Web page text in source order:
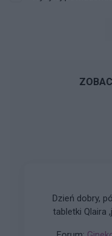
Dzień dobry, pół roku temu przyjmowałam
tabletki Qlaira ,jednak przerwałam niestety